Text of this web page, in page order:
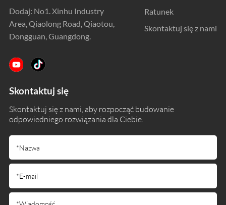
Dodaj: No1. Xinhu Industry
Area, Qiaolong Road, Qiaotou,
Dongguan, Guangdong.
Ratunek
Skontaktuj się z nami
Skontaktuj się
Skontaktuj się z nami, aby rozpocząć budowanie
odpowiedniego rozwiązania dla Ciebie.